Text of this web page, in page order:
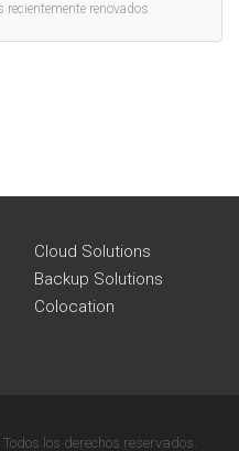
renovados
Cloud Solutions
Backup Solutions
Colocation
los derechos reservados.